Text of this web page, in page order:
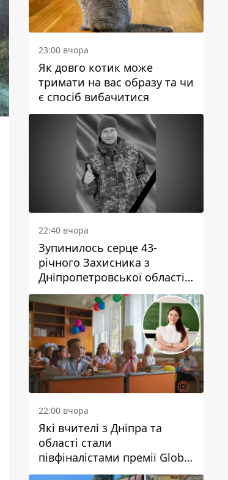
23:00 вчора
Як довго котик може
тримати на вас образу та чи
є спосіб вибачитися
22:40 вчора
Зупинилось серце 43-
річного Захисника з
Дніпропетровської області
Євгена Зінченка
22:00 вчора
Які вчителі з Дніпра та
області стали
півфіналістами премії Global
Teacher Prize Ukraine 2026